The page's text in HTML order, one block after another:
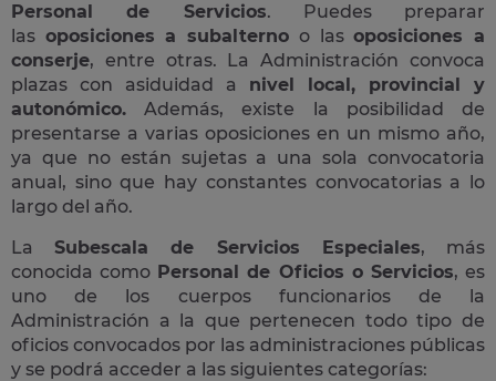
Personal de Servicios. Puedes preparar
las oposiciones a subalterno o lasoposiciones a
conserje, entre otras. La Administración convoca
plazas con asiduidad a nivel local, provincial y
autonómico. Además, existe la posibilidad de
presentarse a varias oposiciones en un mismo año,
ya que no están sujetas a una sola convocatoria
anual, sino que hay constantes convocatorias a lo
largo del año.
LaSubescala de Servicios Especiales, más
conocida como Personal de Oficios o Servicios, es
uno de los cuerpos funcionarios de la
Administración a la que pertenecen todo tipo de
oficios convocados por las administraciones públicas
y se podrá acceder a las siguientes categorías: